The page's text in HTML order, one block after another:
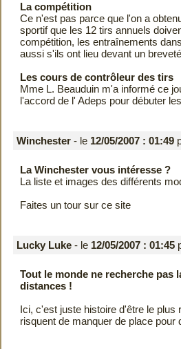
La compétition
Ce n'est pas parce que l'on a
sportif que les 12 tirs annuels
compétition, les entraînements
aussi s'ils ont lieu devant un
Les cours de contrôleur des tirs
Mme L. Beauduin m'a informé ce
l'accord de l' Adeps pour débuter
Winchester - le 12/05/2007 : 01:49
La Winchester vous intéresse ?
La liste et images des différents
Faites un tour sur ce site
Lucky Luke - le 12/05/2007 : 01:45
Tout le monde ne recherche pas
distances !
Ici, c'est juste histoire d'être le plus
risquent de manquer de place pour